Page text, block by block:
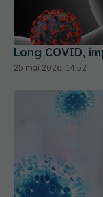
Long COVID,
25 mai 2026, 14:52